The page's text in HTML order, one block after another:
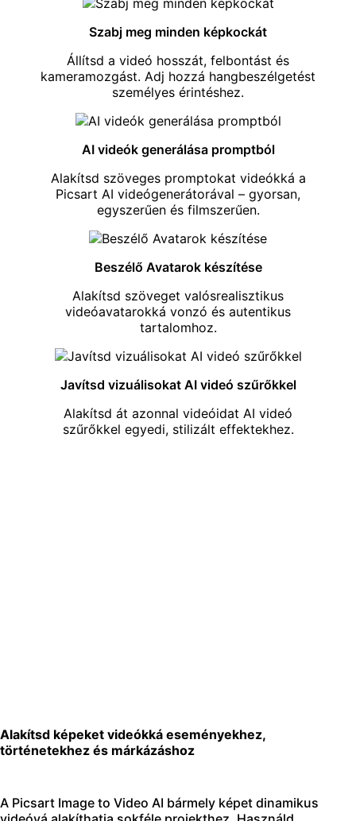
Szabj meg minden képkockát
Állítsd a videó hosszát, felbontást és
kameramozgást. Adj hozzá hangbeszélgetést
személyes érintéshez.
AI videók generálása promptból
Alakítsd szöveges promptokat videókká a
Picsart AI videógenerátorával – gyorsan,
egyszerűen és filmszerűen.
Beszélő Avatarok készítése
Alakítsd szöveget valósrealisztikus
videóavatarokká vonzó és autentikus
tartalomhoz.
Javítsd vizuálisokat AI videó szűrőkkel
Alakítsd át azonnal videóidat AI videó
szűrőkkel egyedi, stilizált effektekhez.
Alakítsd képeket videókká eseményekhez,
történetekhez és márkázáshoz
A Picsart Image to Video AI bármely képet dinamikus